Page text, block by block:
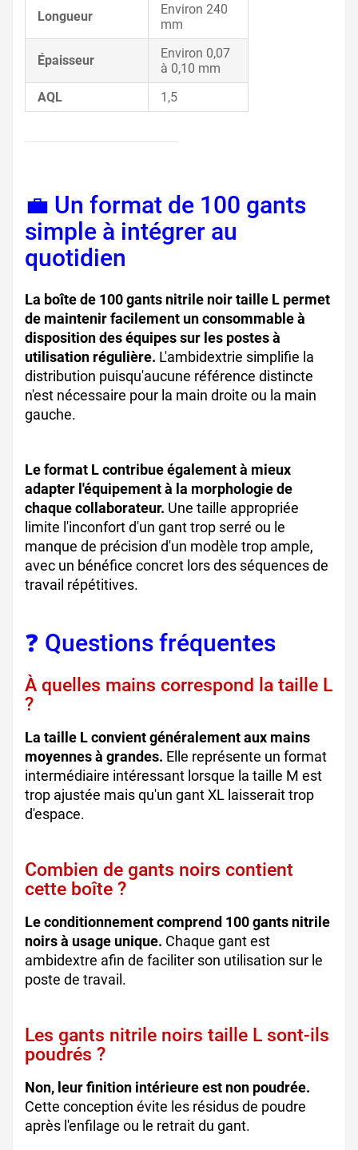
Longueur
Environ 240
mm
Épaisseur
Environ 0,07
à 0,10 mm
AQL
1,5
💼 Un format de 100 gants
simple à intégrer au
quotidien
La boîte de 100 gants nitrile noir taille L permet
de maintenir facilement un consommable à
disposition des équipes sur les postes à
utilisation régulière. L'ambidextrie simplifie la
distribution puisqu'aucune référence distincte
n'est nécessaire pour la main droite ou la main
gauche.
Le format L contribue également à mieux
adapter l'équipement à la morphologie de
chaque collaborateur. Une taille appropriée
limite l'inconfort d'un gant trop serré ou le
manque de précision d'un modèle trop ample,
avec un bénéfice concret lors des séquences de
travail répétitives.
❓ Questions fréquentes
À quelles mains correspond la taille L
?
La taille L convient généralement aux mains
moyennes à grandes. Elle représente un format
intermédiaire intéressant lorsque la taille M est
trop ajustée mais qu'un gant XL laisserait trop
d'espace.
Combien de gants noirs contient
cette boîte ?
Le conditionnement comprend 100 gants nitrile
noirs à usage unique. Chaque gant est
ambidextre afin de faciliter son utilisation sur le
poste de travail.
Les gants nitrile noirs taille L sont-ils
poudrés ?
Non, leur finition intérieure est non poudrée.
Cette conception évite les résidus de poudre
après l'enfilage ou le retrait du gant.